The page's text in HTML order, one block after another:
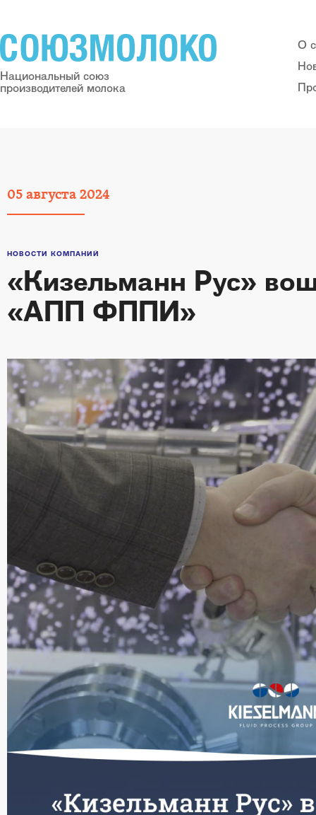
Национальный союз
производителей молока
О
05августа2024
НОВОСТИ КОМПАНИЙ
«Кизельманн Рус»
«АПП ФППИ»